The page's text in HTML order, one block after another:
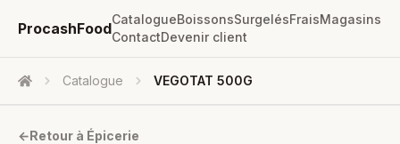
ProcashFood
CatalogueBoissonsSurgelésFraisMagasins
ContactDevenir client
Accueil Catalogue VEGOTAT 500G
←Retour à Épicerie